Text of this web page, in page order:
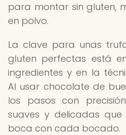
para montar sin gluten,
en polvo.
La clave para unas
gluten perfectas está
ingredientes y en la
Al usar chocolate de
los pasos con
suaves y delicadas
boca con cada bocado.